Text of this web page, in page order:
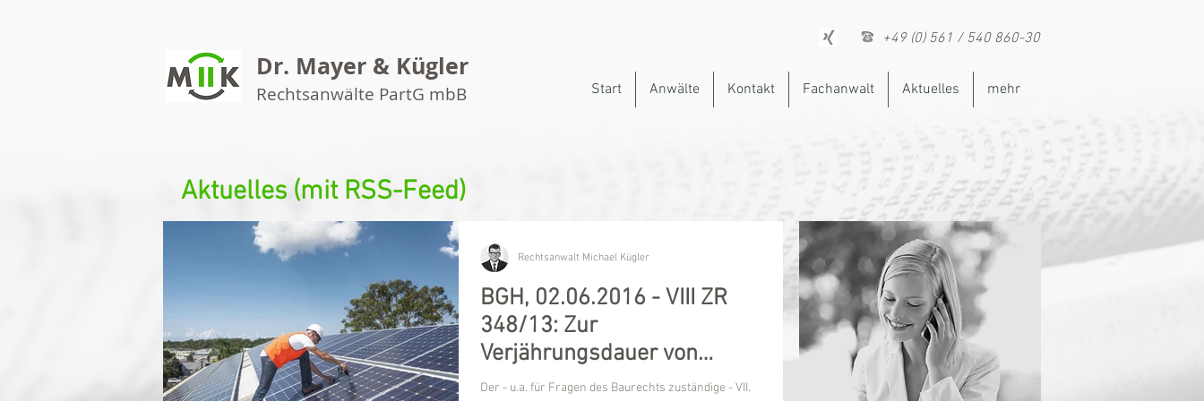
Dr. Mayer & Kügler
Rechtsanwälte PartG mbB
+49 (0) 561 / 540 860-30
Start Anwälte Kontakt Fachanwalt Aktuelles mehr
Aktuelles (mit RSS-Feed)
BGH, 02.06.2016 - VIII ZR
348/13: Zur
Verjährungsdauer von
Mängelansprüchen bei
Der - u.a. für Fragen des Baurechts zuständige - VII.
Rechtsanwalt Michael Kügler